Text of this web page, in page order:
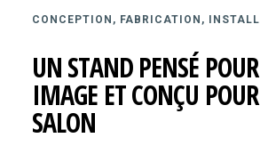
CONCEPTION, FABRICATION,
UN STAND PENSÉ
IMAGE ET CONÇU
SALON